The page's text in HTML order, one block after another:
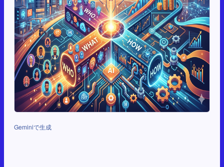
Geminiで生成